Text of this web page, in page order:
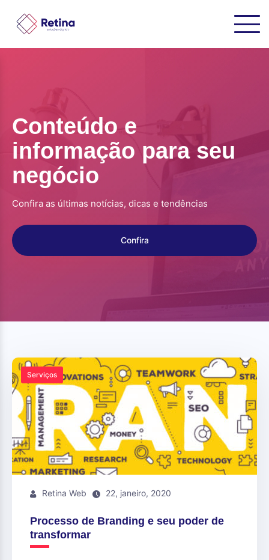
Conteúdo e
informação para seu
negócio
Confira as últimas notícias, dicas e tendências
Confira
Serviços
Retina Web 22, janeiro, 2020
Processo de Branding e seu poder de
transformar